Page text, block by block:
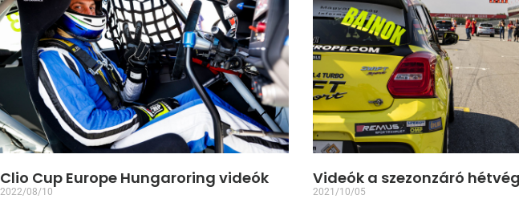
Clio Cup Europe Hungaroring videók
2022/08/10
Videók a szezonzáró
2021/10/05